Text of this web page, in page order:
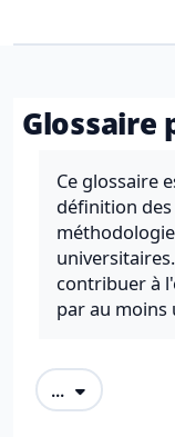
Panneau
Glossaire
Ce glossaire
définition
contribuer à
par au moins
... Exporter